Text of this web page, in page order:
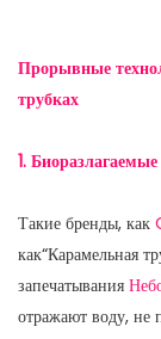
Прорывные
трубках
1.
Такие бренды, как
как“Карамельная
запечатывания
отражают воду, не